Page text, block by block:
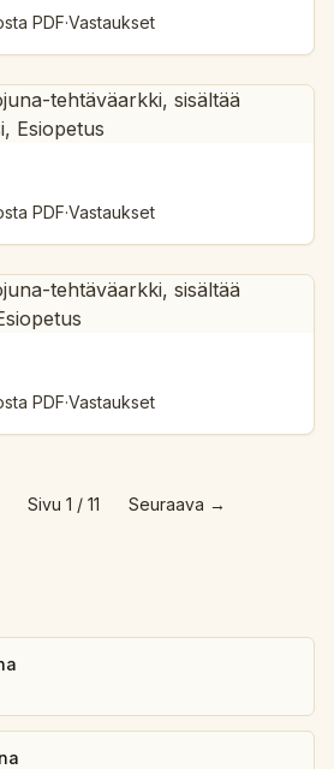
PDF·Vastaukset
PDF·Vastaukset
PDF·Vastaukset
Sivu 1 / 11 Seuraava →